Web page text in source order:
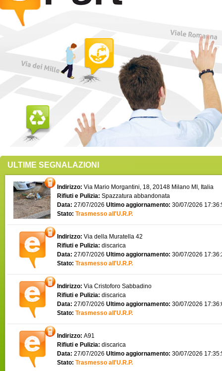
ULTIME SEGNALAZIONI
Indirizzo: Via Mario Morgantini, 18, 20148 Milano MI, Italia
Rifiuti e Pulizia: Spazzatura abbandonata
Data: 27/07/2026 Ultimo aggiornamento: 30/07/2026
Stato: Trasmesso all'U.R.P.
Indirizzo: Via della Muratella 42
Rifiuti e Pulizia: discarica
Data: 27/07/2026 Ultimo aggiornamento: 30/07/2026
Stato: Trasmesso all'U.R.P.
Indirizzo: Via Cristoforo Sabbadino
Rifiuti e Pulizia: discarica
Data: 27/07/2026 Ultimo aggiornamento: 30/07/2026
Stato: Trasmesso all'U.R.P.
Indirizzo: A91
Rifiuti e Pulizia: discarica
Data: 27/07/2026 Ultimo aggiornamento: 30/07/2026
Stato: Trasmesso all'U.R.P.